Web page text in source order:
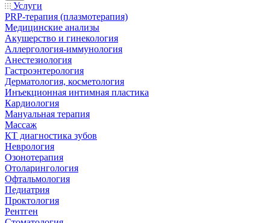
Услуги
PRP-терапия (плазмотерапия)
Медицинские анализы
Акушерство и гинекология
Аллергология-иммунология
Анестезиология
Гастроэнтерология
Дерматология, косметология
Инъекционная интимная пластика
Кардиология
Мануальная терапия
Массаж
КТ диагностика зубов
Неврология
Озонотерапия
Отоларингология
Офтальмология
Педиатрия
Проктология
Рентген